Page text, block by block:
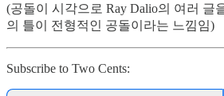
(공돌이 시각으로 Ray Dalio의 여러 글
의 틀이 전형적인 공돌이라는 느낌임)
Subscribe to Two Cents: